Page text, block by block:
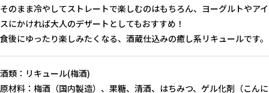
そのまま冷やしてストレートで楽しむのはもちろん、ヨーグルトやアイ
スにかければ大人のデザートとしてもおすすめ！
食後にゆったり楽しみたくなる、酒蔵仕込みの癒し系リキュールです。
酒類：リキュール(梅酒)
原材料：梅酒（国内製造）、果糖、清酒、はちみつ、ゲル化剤（こんに